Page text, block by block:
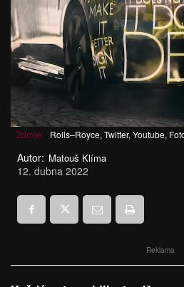
Zdroje: Rolls–Royce, Twitter, Youtube,
Autor: Matouš Klíma
12. dubna 2022
Reklama